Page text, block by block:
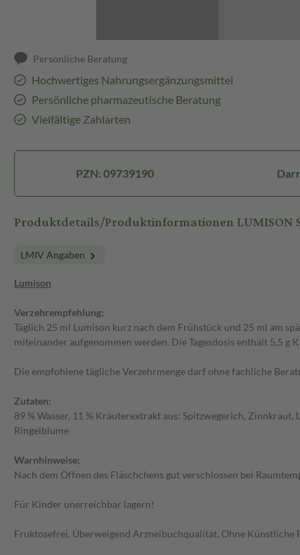
Persönliche Beratung
Hochwertiges Nahrungsergänzungsmittel
Persönliche pharmazeutische Beratung
Vielfältige Zahlarten
PZN: 09739190
Produktdetails/Produktinformationen LUMISON
LMIV Angaben
Lumison
Verzehrempfehlung:
Täglich 25 ml Lumison kurz nach dem Frühstück und 25 ml am
miteinander aufgenommen werden. Die Tagesdosis enthält 5,5 g
Die empfohlene tägliche Verzehrmenge darf ohne fachliche
Zutaten:
89 % Wasser, 11 % Kräuterextrakt aus: Spitzwegerich,
Ringelblume
Warnhinweise:
Nach dem Öffnen des Fläschchens gut verschlossen bei
Für Kinder unerreichbar lagern!
Fruktosefrei. Überweigend Arzneibuchqualität. Ohne Künstliche